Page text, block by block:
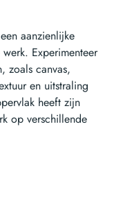
aanzienlijke
Experimenteer
zoals canvas,
en uitstraling
heeft zijn
op verschillende